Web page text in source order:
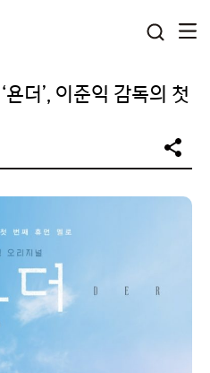
더’, 이준익 감독의 첫